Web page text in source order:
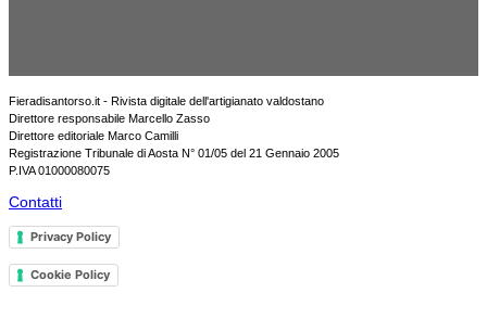
Fieradisantorso.it - Rivista digitale dell'artigianato valdostano
Direttore responsabile Marcello Zasso
Direttore editoriale Marco Camilli
Registrazione Tribunale di Aosta N° 01/05 del 21 Gennaio 2005
P.IVA 01000080075
Contatti
Privacy Policy
Cookie Policy